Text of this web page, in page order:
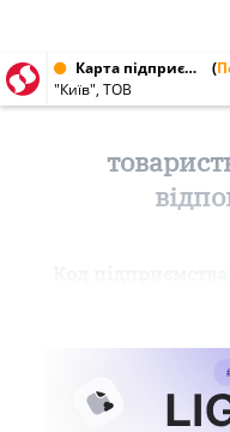
Карта підприємства від 10.08.1996 (
"Київ", ТОВ